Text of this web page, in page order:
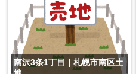
南沢3条1丁目｜札幌市南区土